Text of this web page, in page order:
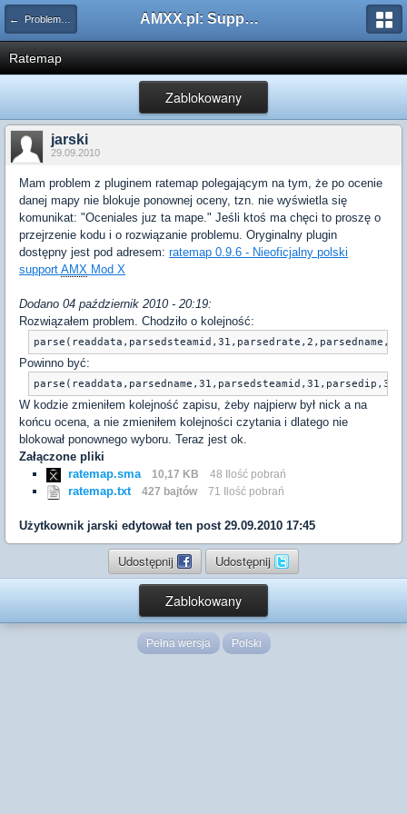
← Problemy z pluginami AMXX.pl: Support AMX Mod X i SourceMod
Ratemap
Zablokowany
jarski
29.09.2010
Mam problem z pluginem ratemap polegającym na tym, że po ocenie
danej mapy nie blokuje ponownej oceny, tzn. nie wyświetla się
komunikat: "Oceniales juz ta mape." Jeśli ktoś ma chęci to proszę o
przejrzenie kodu i o rozwiązanie problemu. Oryginalny plugin
dostępny jest pod adresem: ratemap 0.9.6 - Nieoficjalny polski
support AMX Mod X
Dodano 04 październik 2010 - 20:19:
Rozwiązałem problem. Chodziło o kolejność:
Powinno być:
W kodzie zmieniłem kolejność zapisu, żeby najpierw był nick a na
końcu ocena, a nie zmieniłem kolejności czytania i dlatego nie
blokował ponownego wyboru. Teraz jest ok.
Załączone pliki
ratemap.sma
10,17 KB 48 Ilość pobrań
ratemap.txt 427 bajtów 71 Ilość pobrań
Użytkownik jarski edytował ten post 29.09.2010 17:45
Udostępnij Udostępnij
Zablokowany
Pełna wersja Polski